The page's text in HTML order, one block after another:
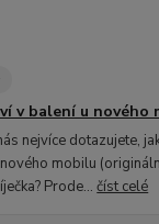
v balení u nového
nejvíce dotazujete,
mobilu
Prode...číst celé